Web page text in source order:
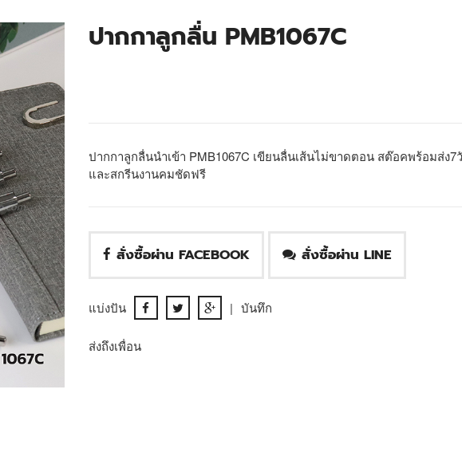
ปากกาลูกลื่น PMB1067C
ปากกาลูกลื่นนำเข้า PMB1067C เขียนลื่นเส้นไม่ขาดตอน สต๊อคพร้อมส่ง7
และสกรีนงานคมชัดฟรี
สั่งซื้อผ่าน FACEBOOK สั่งซื้อผ่าน LINE
แบ่งปัน | บันทึก
ส่งถึงเพื่อน